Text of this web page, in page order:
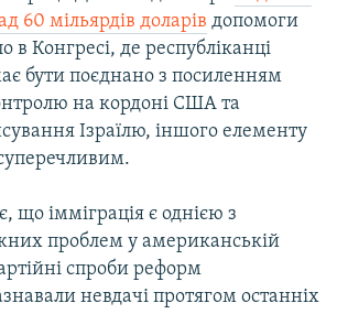
60 мільярдів доларів допомоги
в Конгресі, де республіканці
бути поєднано з посиленням
на кордоні США та
Ізраїлю, іншого елементу
що імміграція є однією з
проблем у американській
спроби реформ
невдачі протягом останніх